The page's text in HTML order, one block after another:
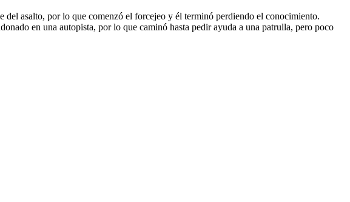
asalto, por lo que comenzó el forcejeo y él terminó perdiendo el conocimiento.
en una autopista, por lo que caminó hasta pedir ayuda a una patrulla, pero poco